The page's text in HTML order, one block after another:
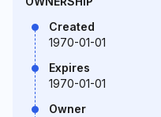
Created
1970-01-01
Expires
1970-01-01
Owner